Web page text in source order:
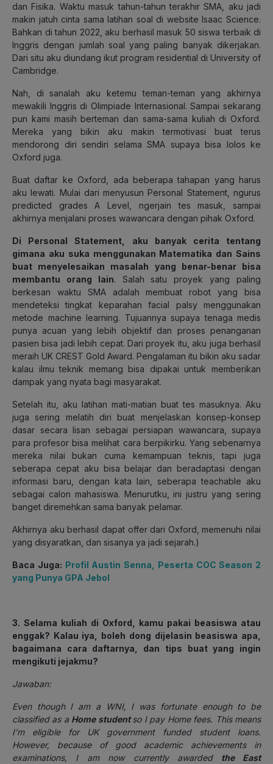
dan Fisika. Waktu masuk tahun-tahun terakhir SMA, aku jadi
makin jatuh cinta sama latihan soal di website Isaac Science.
Bahkan di tahun 2022, aku berhasil masuk 50 siswa terbaik di
Inggris dengan jumlah soal yang paling banyak dikerjakan.
Dari situ aku diundang ikut program residential di University of
Cambridge.
Nah, di sanalah aku ketemu teman-teman yang akhirnya
mewakili Inggris di Olimpiade Internasional. Sampai sekarang
pun kami masih berteman dan sama-sama kuliah di Oxford.
Mereka yang bikin aku makin termotivasi buat terus
mendorong diri sendiri selama SMA supaya bisa lolos ke
Oxford juga.
Buat daftar ke Oxford, ada beberapa tahapan yang harus
aku lewati. Mulai dari menyusun Personal Statement, ngurus
predicted gradesA Level, ngerjain tes masuk, sampai
akhirnya menjalani proses wawancara dengan pihak Oxford.
Di Personal Statement , aku banyak cerita tentang
gimana aku suka menggunakan Matematika dan Sains
buat menyelesaikan masalah yang benar-benar bisa
membantu orang lain. Salah satu proyek yang paling
berkesan waktu SMA adalah membuat robot yang bisa
mendeteksi tingkat keparahanfacial palsymenggunakan
metode machine learning. Tujuannya supaya tenaga medis
punya acuan yang lebih objektif dan proses penanganan
pasien bisa jadi lebih cepat. Dari proyek itu, aku juga berhasil
meraih UK CREST Gold Award. Pengalaman itu bikin aku sadar
kalau ilmu teknik memang bisa dipakai untuk memberikan
dampak yang nyata bagi masyarakat.
Setelah itu, aku latihan mati-matian buat tes masuknya. Aku
juga sering melatih diri buat menjelaskan konsep-konsep
dasar secara lisan sebagai persiapan wawancara, supaya
para profesor bisa melihat cara berpikirku. Yang sebenarnya
mereka nilai bukan cuma kemampuan teknis, tapi juga
seberapa cepat aku bisa belajar dan beradaptasi dengan
informasi baru, dengan kata lain, seberapateachable aku
sebagai calon mahasiswa. Menurutku, ini justru yang sering
banget diremehkan sama banyak pelamar.
Akhirnya aku berhasil dapat offerdari Oxford, memenuhi nilai
yang disyaratkan, dan sisanya ya jadi sejarah.)
Baca Juga: Profil Austin Senna, Peserta COC Season 2
yang Punya GPA Jebol
3. Selama kuliah di Oxford, kamu pakai beasiswa atau
enggak? Kalau iya, boleh dong dijelasin beasiswa apa,
bagaimana cara daftarnya, dan tips buat yang ingin
mengikuti jejakmu?
Jawaban:
Even though I am a WNI, I was fortunate enough to be
classified as a Home studentso I pay Home fees. This means
I’m eligible for UK government funded student loans.
However, because of good academic achievements in
examinations, I am now currently awardedthe East